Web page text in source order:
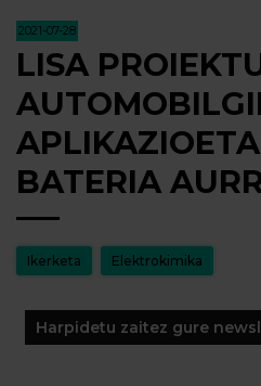
2021-07-28
LISA
BATERIA
Ikerketa Elektrokimika
Harpidetu zaitez gure